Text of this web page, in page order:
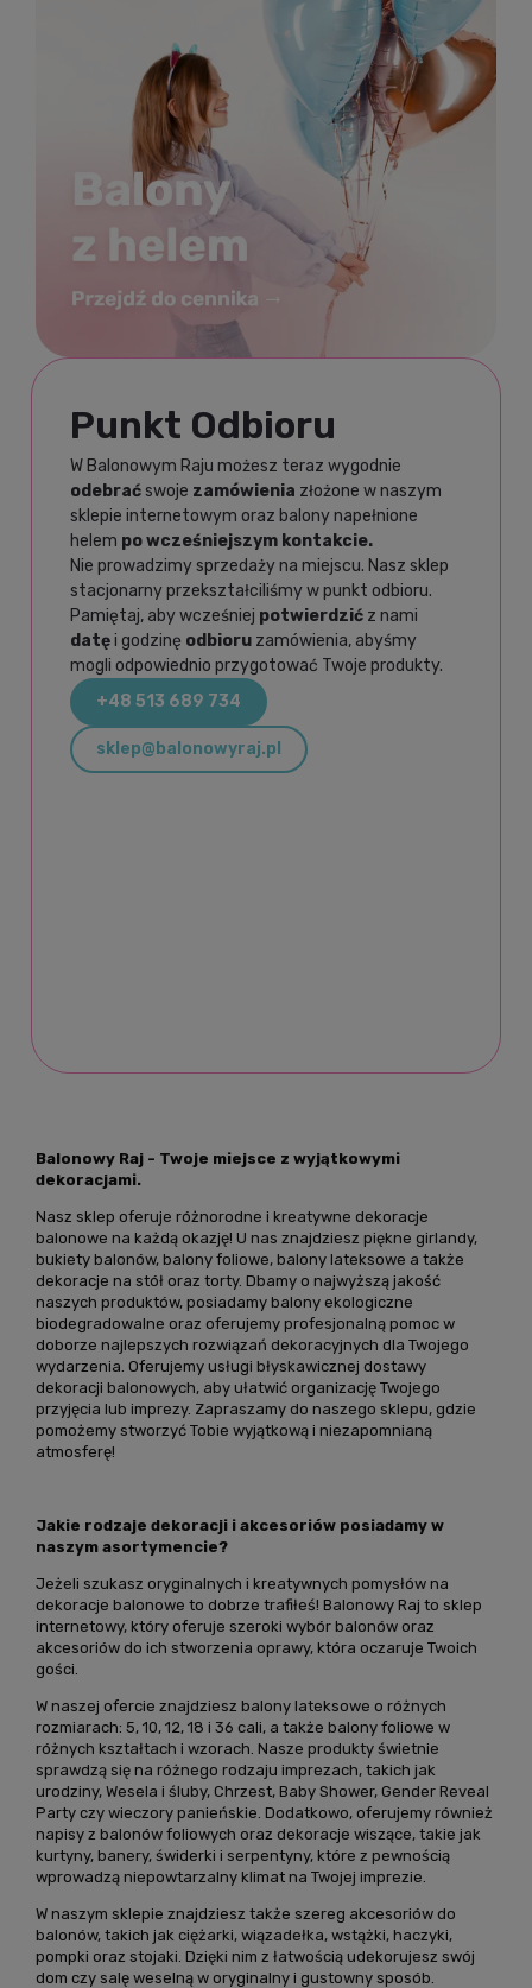
Punkt Odbioru
W Balonowym Raju możesz teraz wygodnie
odebraćswoje zamówienia złożone w naszym
sklepie internetowym oraz balony napełnione
helem po wcześniejszym kontakcie.
Nie prowadzimy sprzedaży na miejscu. Nasz sklep
stacjonarny przekształciliśmy w punkt odbioru.
Pamiętaj, aby wcześniej potwierdzić z nami
datęi godzinę odbioru zamówienia, abyśmy
mogli odpowiednio przygotować Twoje produkty.
+48 513 689 734
sklep@balonowyraj.pl
Balonowy Raj - Twoje miejsce z wyjątkowymi
dekoracjami.
Nasz sklep oferuje różnorodne i kreatywne dekoracje
balonowe na każdą okazję! U nas znajdziesz piękne girlandy,
bukiety balonów, balony foliowe, balony lateksowe a także
dekoracje na stół oraz torty. Dbamy o najwyższą jakość
naszych produktów, posiadamy balony ekologiczne
biodegradowalne oraz oferujemy profesjonalną pomoc w
doborze najlepszych rozwiązań dekoracyjnych dla Twojego
wydarzenia. Oferujemy usługi błyskawicznej dostawy
dekoracji balonowych, aby ułatwić organizację Twojego
przyjęcia lub imprezy. Zapraszamy do naszego sklepu, gdzie
pomożemy stworzyć Tobie wyjątkową i niezapomnianą
atmosferę!
Jakie rodzaje dekoracji i akcesoriów posiadamy w
naszym asortymencie?
Jeżeli szukasz oryginalnych i kreatywnych pomysłów na
dekoracje balonowe to dobrze trafiłeś! Balonowy Raj to sklep
internetowy, który oferuje szeroki wybór balonów oraz
akcesoriów do ich stworzenia oprawy, która oczaruje Twoich
gości.
W naszej ofercie znajdziesz balony lateksowe o różnych
rozmiarach: 5, 10, 12, 18 i 36 cali, a także balony foliowe w
różnych kształtach i wzorach. Nasze produkty świetnie
sprawdzą się na różnego rodzaju imprezach, takich jak
urodziny, Wesela i śluby, Chrzest, Baby Shower, Gender Reveal
Party czy wieczory panieńskie. Dodatkowo, oferujemy również
napisy z balonów foliowych oraz dekoracje wiszące, takie jak
kurtyny, banery, świderki i serpentyny, które z pewnością
wprowadzą niepowtarzalny klimat na Twojej imprezie.
W naszym sklepie znajdziesz także szereg akcesoriów do
balonów, takich jak ciężarki, wiązadełka, wstążki, haczyki,
pompki oraz stojaki. Dzięki nim z łatwością udekorujesz swój
dom czy salę weselną w oryginalny i gustowny sposób.